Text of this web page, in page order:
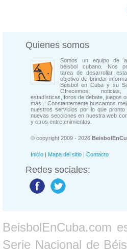
Quienes somos
Somos un equipo de
béisbol cubano. Nos
tarea de desarrollar
objetivo de brindar
Béisbol en Cuba y su
Ofrecemos noticias,
estadísticas, foros de debate, juegos
más... Constantemente buscamos
nuestros servicios por lo que pronto
nuevas secciones en nuestra web
y otros entretenimientos.
© copyright 2009 - 2026
Inicio | Mapa del sitio | Contacto
Redes sociales:
BeisbolEnCuba.com
Serie Nacional de